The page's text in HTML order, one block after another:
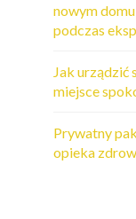
nowym
podczas
Jak urządzić
miejsce
Prywatny
opieka